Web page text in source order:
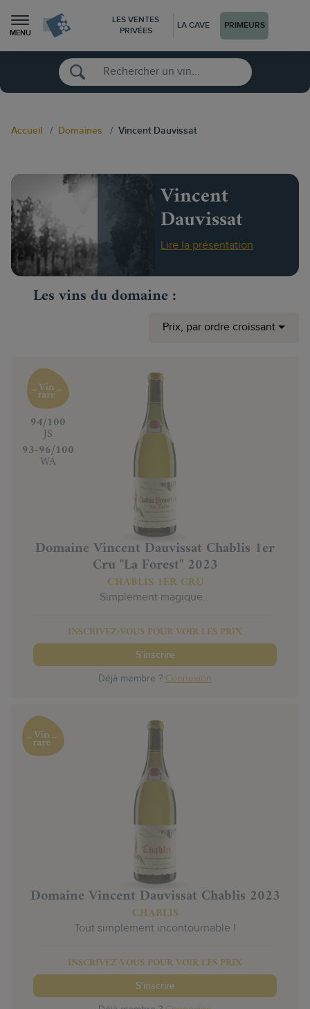
MENU
LES VENTES
PRIVÉES
LA CAVE PRIMEURS
Accueil Domaines Vincent Dauvissat
Vincent
Dauvissat
Lire la présentation
Les vins du domaine :
Prix, par ordre croissant
‍94/100
JS
‍93-96/100
WA
Domaine Vincent Dauvissat Chablis 1er
Cru "La Forest" 2023
CHABLIS 1ER CRU
Simplement magique...
INSCRIVEZ-VOUS POUR VOIR LES PRIX
S'inscrire
Déjà membre ? Connexion
Domaine Vincent Dauvissat Chablis 2023
CHABLIS
Tout simplement incontournable !
INSCRIVEZ-VOUS POUR VOIR LES PRIX
S'inscrire